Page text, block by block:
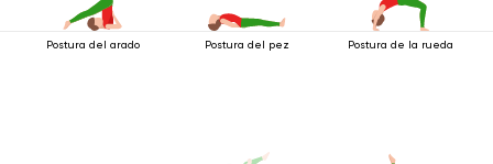
Postura del arado Postura del pez Postura de la rueda